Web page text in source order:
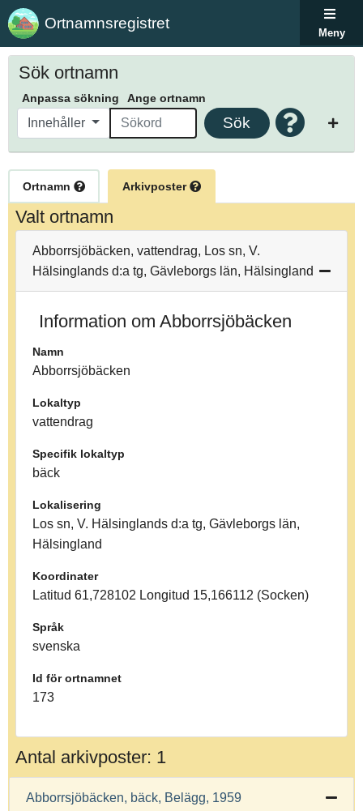
Ortnamnsregistret
Meny
Sök ortnamn
Anpassa sökning Ange ortnamn
Innehåller Sök
Ortnamn Arkivposter
Valt ortnamn
Abborrsjöbäcken, vattendrag, Los sn, V.
Hälsinglands d:a tg, Gävleborgs län, Hälsingland
Information om Abborrsjöbäcken
Namn
Abborrsjöbäcken
Lokaltyp
vattendrag
Specifik lokaltyp
bäck
Lokalisering
Los sn, V. Hälsinglands d:a tg, Gävleborgs län,
Hälsingland
Koordinater
Latitud 61,728102 Longitud 15,166112 (Socken)
Språk
svenska
Id för ortnamnet
173
Antal arkivposter: 1
Abborrsjöbäcken, bäck, Belägg, 1959